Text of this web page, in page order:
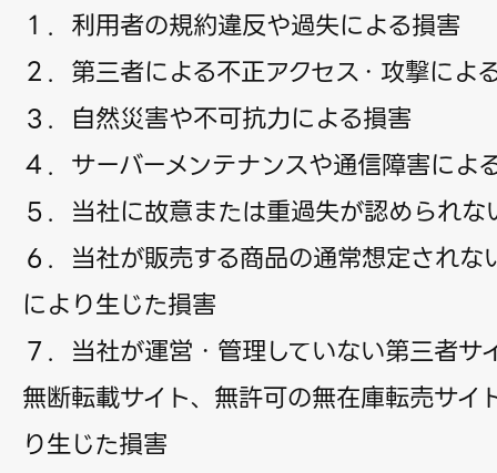
１．利用者の規約違反や過失による損害
２．第三者による不正アクセス・攻撃によ
３．自然災害や不可抗力による損害
４．サーバーメンテナンスや通信障害によ
５．当社に故意または重過失が認められ
６．当社が販売する商品の通常想定され
により生じた損害
７．当社が運営・管理していない第三者サ
無断転載サイト、無許可の無在庫転売サイ
り生じた損害